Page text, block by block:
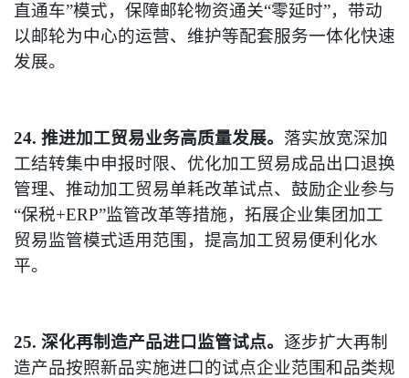
直通车”模式，保障邮轮物资通关“零延时”，带动
以邮轮为中心的运营、维护等配套服务一体化快速
发展。
24. 推进加工贸易业务高质量发展。 落实放宽深加
工结转集中申报时限、优化加工贸易成品出口退换
管理、推动加工贸易单耗改革试点、鼓励企业参与
“保税+ERP”监管改革等措施，拓展企业集团加工
贸易监管模式适用范围，提高加工贸易便利化水
平。
25. 深化再制造产品进口监管试点。 逐步扩大再制
造产品按照新品实施进口的试点企业范围和品类规